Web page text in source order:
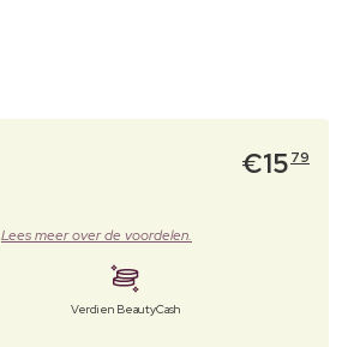
€15 79
Lees meer over de voordelen.
Verdien BeautyCash